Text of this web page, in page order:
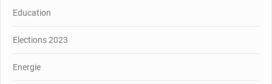
Education
Elections 2023
Energie